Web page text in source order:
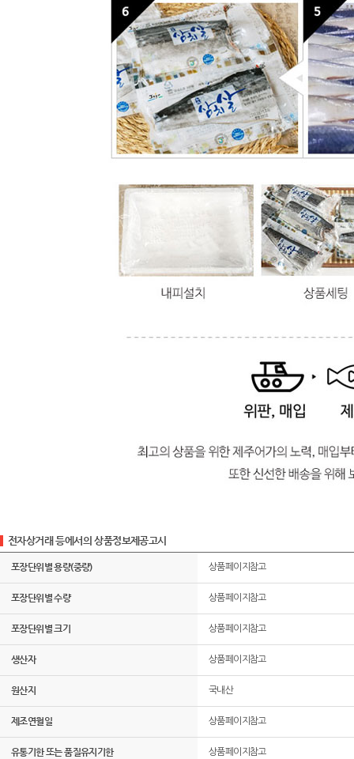
전자상거래 등에서의 상품정보제공고시
포장단위별 용량(중량) 상품페이지참고
포장단위별 수량 상품페이지참고
포장단위별 크기 상품페이지참고
생산자 상품페이지참고
원산지 국내산
제조연월일 상품페이지참고
유통기한 또는 품질유지기한 상품페이지참고